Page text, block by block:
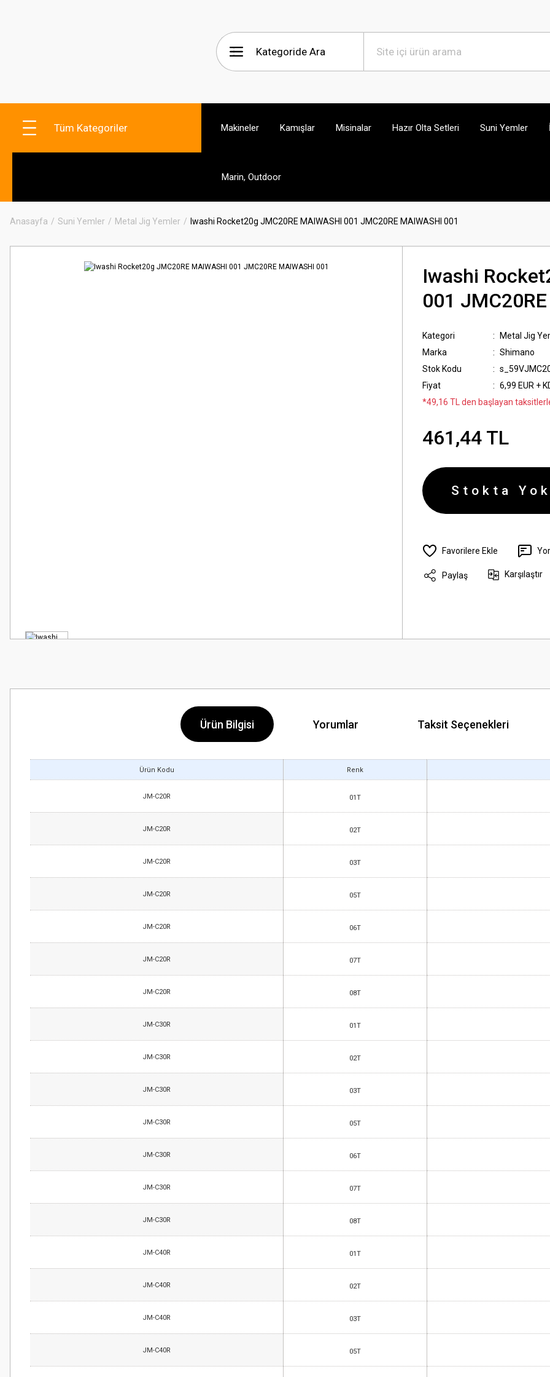
Tüm Kategoriler Makineler Kamışlar Misinalar Hazır Olta Setleri Suni Yemler
Marin, Outdoor
Anasayfa Suni Yemler Metal Jig Yemler Iwashi Rocket20g JMC20RE MAIWASHI 001 JMC20RE MAIWASHI 001
Iwashi
001
Kategori
Metal Jig
Marka
Shimano
Stok Kodu
Fiyat
6,99 EUR +
*49,16 TL den başlayan
461,44 TL
Stokta
Paylaş Karşılaştır
Ürün Bilgisi Yorumlar Taksit Seçenekleri
Ürün Kodu Renk
JM-C20R 01T
JM-C20R 02T
JM-C20R 03T
JM-C20R 05T
JM-C20R 06T
JM-C20R 07T
JM-C20R 08T
JM-C30R 01T
JM-C30R 02T
JM-C30R 03T
JM-C30R 05T
JM-C30R 06T
JM-C30R 07T
JM-C30R 08T
JM-C40R 01T
JM-C40R 02T
JM-C40R 03T
JM-C40R 05T